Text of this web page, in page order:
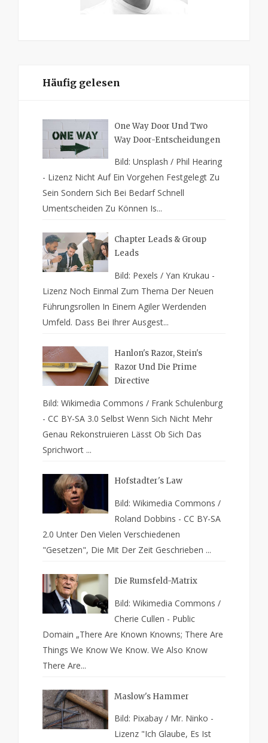
Häufig gelesen
One Way Door Und Two
Way Door-Entscheidungen
Bild: Unsplash / Phil Hearing
- Lizenz Nicht Auf Ein Vorgehen Festgelegt Zu
Sein Sondern Sich Bei Bedarf Schnell
Umentscheiden Zu Können Is...
Chapter Leads & Group
Leads
Bild: Pexels / Yan Krukau -
Lizenz Noch Einmal Zum Thema Der Neuen
Führungsrollen In Einem Agiler Werdenden
Umfeld. Dass Bei Ihrer Ausgest...
Hanlon's Razor, Stein's
Razor Und Die Prime
Directive
Bild: Wikimedia Commons / Frank Schulenburg
- CC BY-SA 3.0 Selbst Wenn Sich Nicht Mehr
Genau Rekonstruieren Lässt Ob Sich Das
Sprichwort ...
Hofstadter's Law
Bild: Wikimedia Commons /
Roland Dobbins - CC BY-SA
2.0 Unter Den Vielen Verschiedenen
"Gesetzen", Die Mit Der Zeit Geschrieben ...
Die Rumsfeld-Matrix
Bild: Wikimedia Commons /
Cherie Cullen - Public
Domain „There Are Known Knowns; There Are
Things We Know We Know. We Also Know
There Are...
Maslow's Hammer
Bild: Pixabay / Mr. Ninko -
Lizenz "Ich Glaube, Es Ist